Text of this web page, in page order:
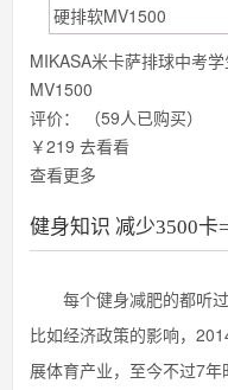
MIKASA米卡萨排球中考
MV1500
评价：
（59人已购买）
￥219 去看看
查看更多
健身知识 减少3500卡
每个健身减肥的都听过
比如经济政策的影响，
展体育产业，至今不过7